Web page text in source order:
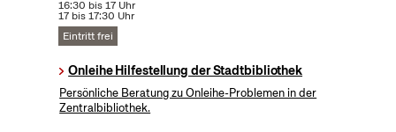
16:30 bis 17 Uhr
17 bis 17:30 Uhr
Eintritt frei
Onleihe Hilfestellung der Stadtbibliothek
Persönliche Beratung zu Onleihe-Problemen in der
Zentralbibliothek.